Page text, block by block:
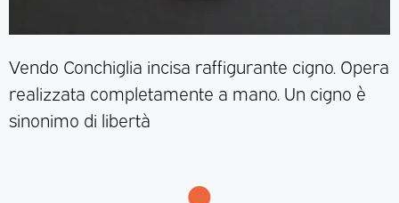
Vendo Conchiglia incisa raffigurante cigno. Opera
realizzata completamente a mano. Un cigno è
sinonimo di libertà